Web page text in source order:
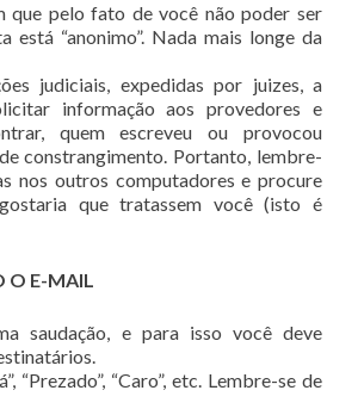
que pelo fato de você não poder ser
está “anonimo”. Nada mais longe da
judiciais, expedidas por juizes, a
informação aos provedores e
quem escreveu ou provocou
constrangimento. Portanto, lembre-
nos outros computadores e procure
que tratassem você (isto é
O E-MAIL
saudação, e para isso você deve
“Prezado”, “Caro”, etc. Lembre-se de